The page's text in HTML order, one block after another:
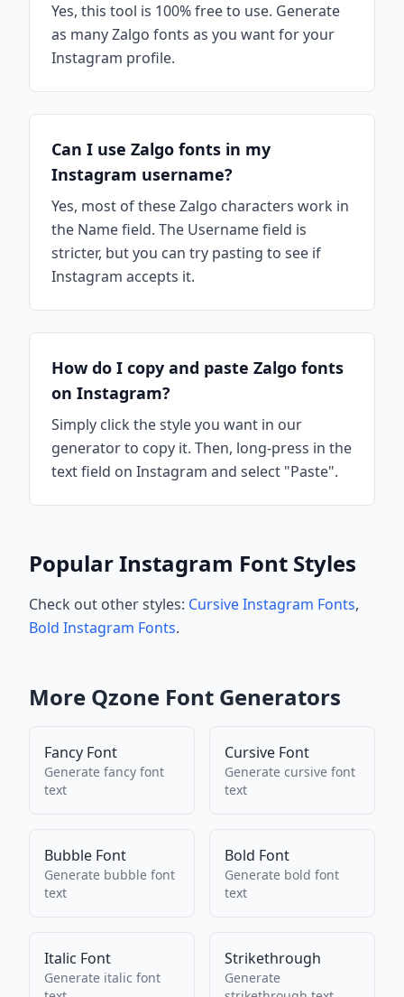
Yes, this tool is 100% free to use. Generate
as many Zalgo fonts as you want for your
Instagram profile.
Can I use Zalgo fonts in my
Instagram username?
Yes, most of these Zalgo characters work in
the Name field. The Username field is
stricter, but you can try pasting to see if
Instagram accepts it.
How do I copy and paste Zalgo fonts
on Instagram?
Simply click the style you want in our
generator to copy it. Then, long-press in the
text field on Instagram and select "Paste".
Popular Instagram Font Styles
Check out other styles: Cursive Instagram Fonts,
Bold Instagram Fonts.
More Qzone Font Generators
Fancy Font
Generate fancy font
text
Cursive Font
Generate cursive font
text
Bubble Font
Generate bubble font
text
Bold Font
Generate bold font
text
Italic Font
Generate italic font
Strikethrough
Generate